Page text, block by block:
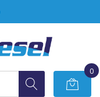
0